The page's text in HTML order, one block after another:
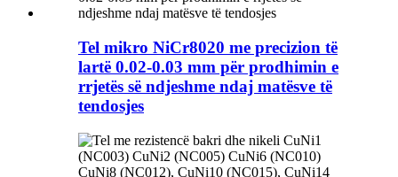
Tel mikro NiCr8020 me precizion të
lartë 0.02-0.03 mm për prodhimin e
rrjetës së ndjeshme ndaj matësve të
tendosjes